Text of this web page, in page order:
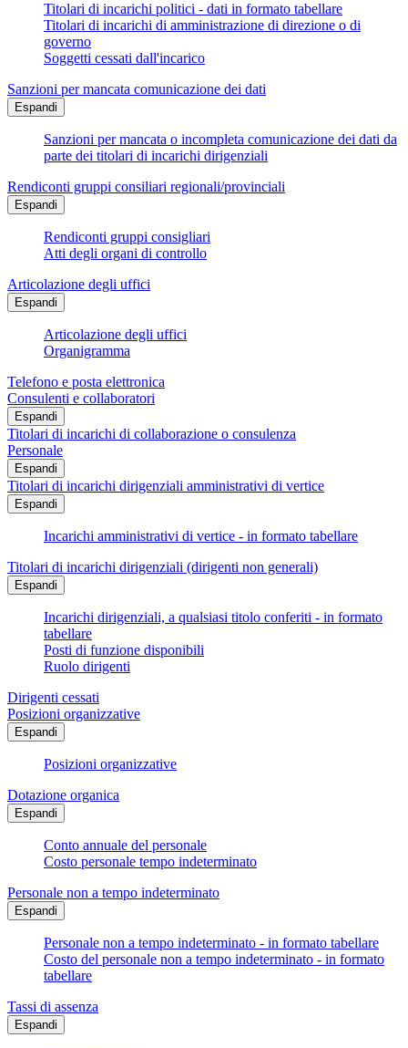
Titolari di incarichi politici - dati in formato tabellare
Titolari di incarichi di amministrazione di direzione o di
governo
Soggetti cessati dall'incarico
Sanzioni per mancata comunicazione dei dati
Espandi
Sanzioni per mancata o incompleta comunicazione dei dati da
parte dei titolari di incarichi dirigenziali
Rendiconti gruppi consiliari regionali/provinciali
Espandi
Rendiconti gruppi consigliari
Atti degli organi di controllo
Articolazione degli uffici
Espandi
Articolazione degli uffici
Organigramma
Telefono e posta elettronica
Consulenti e collaboratori
Espandi
Titolari di incarichi di collaborazione o consulenza
Personale
Espandi
Titolari di incarichi dirigenziali amministrativi di vertice
Espandi
Incarichi amministrativi di vertice - in formato tabellare
Titolari di incarichi dirigenziali (dirigenti non generali)
Espandi
Incarichi dirigenziali, a qualsiasi titolo conferiti - in formato
tabellare
Posti di funzione disponibili
Ruolo dirigenti
Dirigenti cessati
Posizioni organizzative
Espandi
Posizioni organizzative
Dotazione organica
Espandi
Conto annuale del personale
Costo personale tempo indeterminato
Personale non a tempo indeterminato
Espandi
Personale non a tempo indeterminato - in formato tabellare
Costo del personale non a tempo indeterminato - in formato
tabellare
Tassi di assenza
Espandi